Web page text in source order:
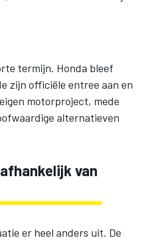
termijn. Honda bleef
zijn officiële entree aan en
motorproject, mede
alternatieven
van
er heel anders uit. De